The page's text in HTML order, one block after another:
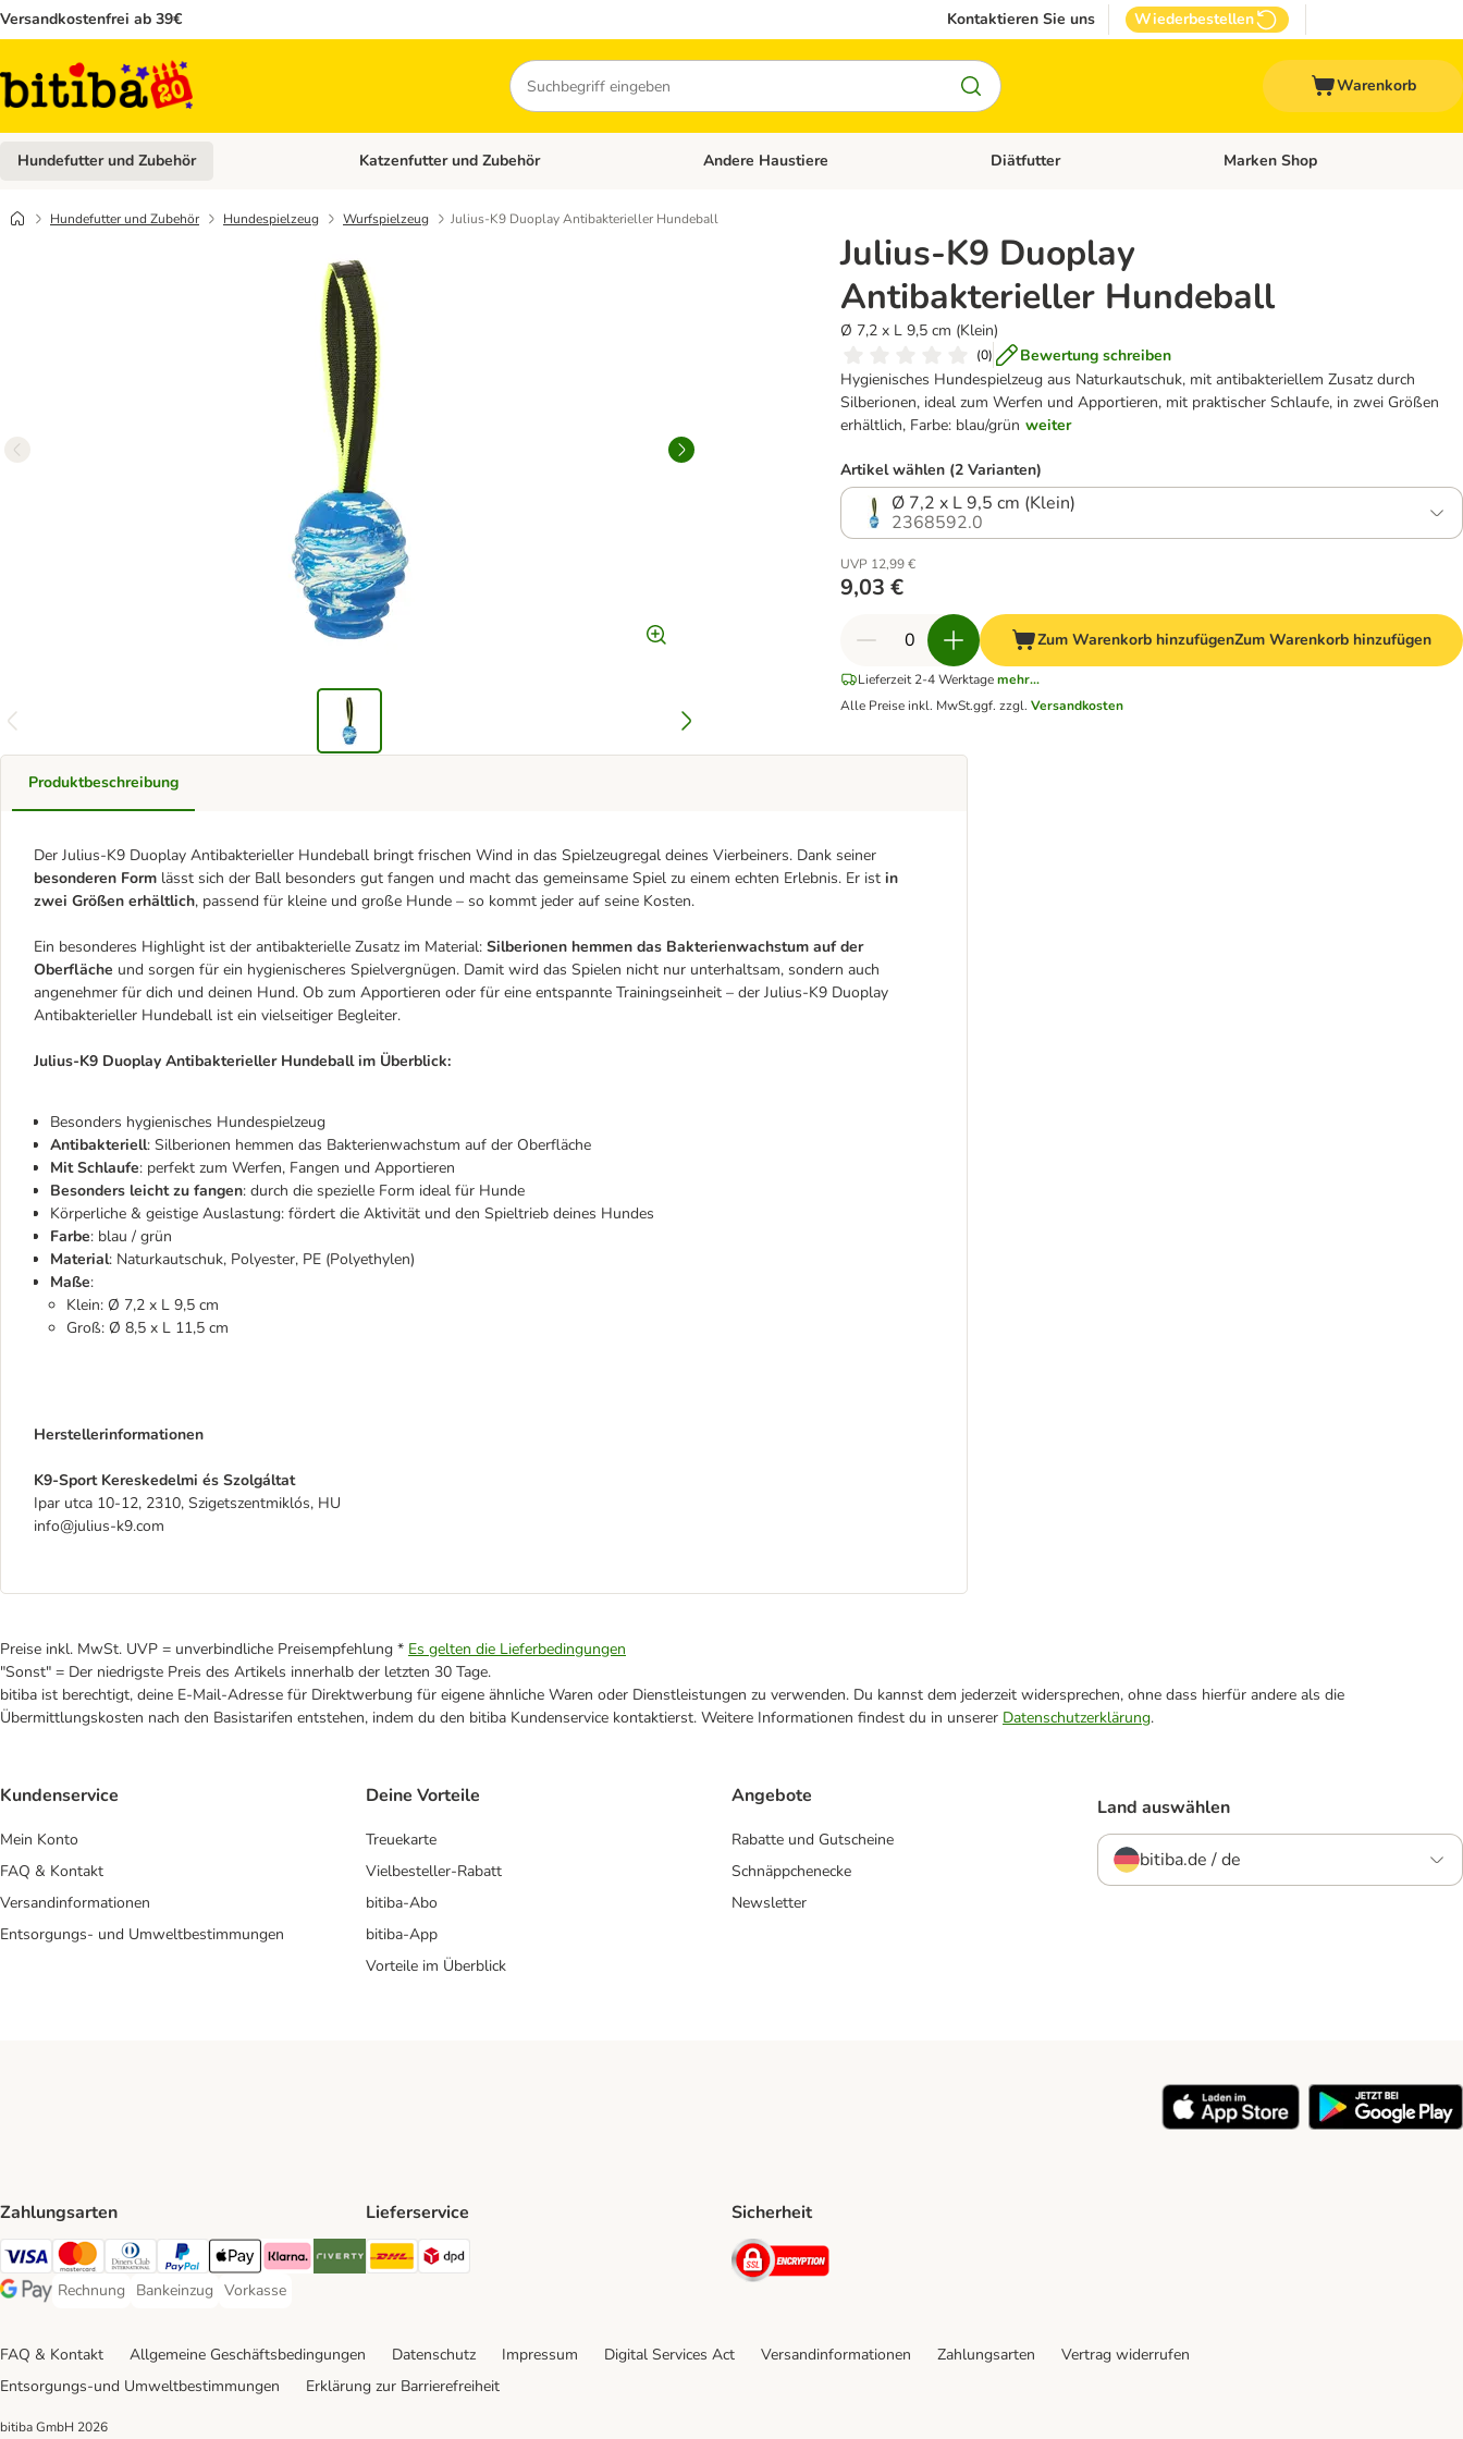
Versandkostenfrei ab 39€ Kontaktieren Sie uns Wiederbestellen
Suchen
Warenkorb
Hundefutter und Zubehör Kategorie-Menü öffnen: Hundefutter und Zubehör
Katzenfutter und Zubehör Kategorie-Menü öffnen: Katzenfutter und Zubehör
Andere Haustiere Kategorie-Menü öffnen: Andere Haustiere
Diätfutter Kategorie-Menü öffnen: Diätfutter
Marken Shop
Hundefutter und Zubehör Hundespielzeug Wurfspielzeug Julius-K9 Duoplay Antibakterieller Hundeball
Julius-K9 Duoplay
Antibakterieller Hundeball
Ø 7,2 x L 9,5 cm (Klein)
(0)
Bewertung schreiben
Hygienisches Hundespielzeug aus Naturkautschuk, mit antibakteriellem Zusatz durch
Silberionen, ideal zum Werfen und Apportieren, mit praktischer Schlaufe, in zwei Größen
erhältlich, Farbe: blau/grün weiter
Artikel wählen (2 Varianten)
Ø 7,2 x L 9,5 cm (Klein)
2368592.0
UVP 12,99 €
9,03 €
Zum Warenkorb hinzufügenZum Warenkorb hinzufügen
Lieferzeit 2-4 Werktage mehr...
Alle Preise inkl. MwSt.ggf. zzgl.Versandkosten
Produktbeschreibung
Der Julius-K9 Duoplay Antibakterieller Hundeball bringt frischen Wind in das Spielzeugregal deines Vierbeiners. Dank seiner
besonderen Form lässt sich der Ball besonders gut fangen und macht das gemeinsame Spiel zu einem echten Erlebnis. Er ist in
zwei Größen erhältlich, passend für kleine und große Hunde – so kommt jeder auf seine Kosten.
Ein besonderes Highlight ist der antibakterielle Zusatz im Material: Silberionen hemmen das Bakterienwachstum auf der
Oberfläche und sorgen für ein hygienischeres Spielvergnügen. Damit wird das Spielen nicht nur unterhaltsam, sondern auch
angenehmer für dich und deinen Hund. Ob zum Apportieren oder für eine entspannte Trainingseinheit – der Julius-K9 Duoplay
Antibakterieller Hundeball ist ein vielseitiger Begleiter.
Julius-K9 Duoplay Antibakterieller Hundeball im Überblick:
Besonders hygienisches Hundespielzeug
Antibakteriell: Silberionen hemmen das Bakterienwachstum auf der Oberfläche
Mit Schlaufe: perfekt zum Werfen, Fangen und Apportieren
Besonders leicht zu fangen: durch die spezielle Form ideal für Hunde
Körperliche & geistige Auslastung: fördert die Aktivität und den Spieltrieb deines Hundes
Farbe: blau / grün
Material: Naturkautschuk, Polyester, PE (Polyethylen)
Maße:
Klein: Ø 7,2 x L 9,5 cm
Groß: Ø 8,5 x L 11,5 cm
Herstellerinformationen
K9-Sport Kereskedelmi és Szolgáltat
Ipar utca 10-12, 2310, Szigetszentmiklós, HU
info@julius-k9.com
Preise inkl. MwSt. UVP = unverbindliche Preisempfehlung * Es gelten die Lieferbedingungen
"Sonst" = Der niedrigste Preis des Artikels innerhalb der letzten 30 Tage.
bitiba ist berechtigt, deine E-Mail-Adresse für Direktwerbung für eigene ähnliche Waren oder Dienstleistungen zu verwenden. Du kannst dem jederzeit widersprechen, ohne dass hierfür andere als die
Übermittlungskosten nach den Basistarifen entstehen, indem du den bitiba Kundenservice kontaktierst. Weitere Informationen findest du in unserer Datenschutzerklärung.
Kundenservice
Mein Konto
FAQ & Kontakt
Versandinformationen
Entsorgungs- und Umweltbestimmungen
Deine Vorteile
Treuekarte
Vielbesteller-Rabatt
bitiba-Abo
bitiba-App
Vorteile im Überblick
Angebote
Rabatte und Gutscheine
Schnäppchenecke
Newsletter
Land auswählen
bitiba.de / de
Zahlungsarten
Visa Payment Method
Mastercard Payment Method
Diners Club Payment Method
PayPal Payment Method
Apple Pay Payment Method
Klarna Payment Method
Riverty Payment Method
Google Pay Payment Method
Rechnung
Rechnung Payment Method
Bankeinzug
Bankeinzug Payment Method
Vorkasse
Vorkasse Payment Method
Lieferservice
DHL Shipping Method
Sicherheit
Security
FAQ & Kontakt Allgemeine Geschäftsbedingungen Datenschutz Impressum Digital Services Act Versandinformationen Zahlungsarten
Vertrag widerrufen
Entsorgungs-und Umweltbestimmungen
Erklärung zur Barrierefreiheit
bitiba GmbH 2026